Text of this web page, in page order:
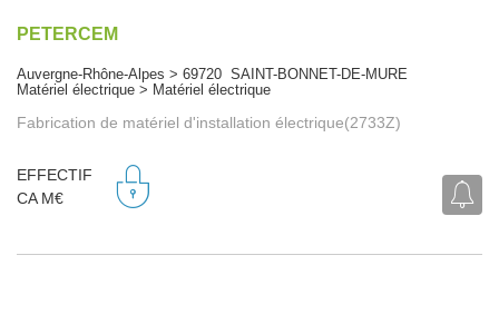
PETERCEM
Auvergne-Rhône-Alpes > 69720 SAINT-BONNET-DE-MURE
Matériel électrique > Matériel électrique
Fabrication de matériel d'installation électrique(2733Z)
EFFECTIF
CA M€